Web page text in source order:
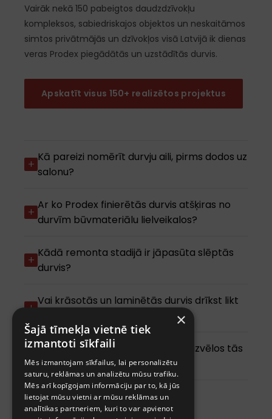
Vairāk nekā 150 pabeigtos daudzdzīvokļu
kompleksos, sabiedriskajos objektos un neskaitāmos
simtos privātmājās un dzīvokļos visā Latvijā ik dienas
veras Prodex piegādātās un uzstādītās durvis.
Apskatīt visus 150+ realizētos projektus
Kā pareizi nomērīt durvju aili, pirms dodos uz
salonu?
Ar ko Prodex finierētās durvis atšķiras no
durvīm būvmateriālu lielveikalos?
Kādā remonta stadijā ir jāpasūta slēptās
durvis?
Vai krāsotās un laminētās durvis drīkst likt
Cik ātri es varu saņemt durvis, ja izvēlos tās
no noliktavas?
×
Šajā tīmekļa vietnē tiek
izmantoti sīkfaili
Mēs izmantojam sīkfailus, lai personalizētu
saturu, reklāmas un analizētu mūsu trafiku.
Mēs arī kopīgojam informāciju par to, kā jūs
lietojat mūsu vietni ar mūsu reklāmas un
analītikas partneriem, kuri to var apvienot